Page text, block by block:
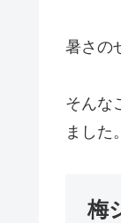
暑さの
そんな
ました。
梅